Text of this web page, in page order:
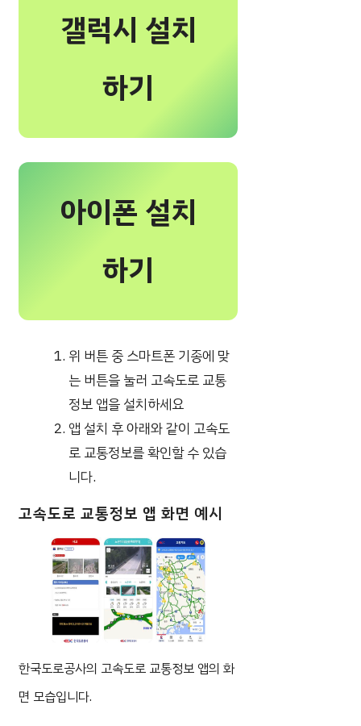
갤럭시 설치
하기
아이폰 설치
하기
위 버튼 중 스마트폰 기종에 맞
는 버튼을 눌러 고속도로 교통
정보 앱을 설치하세요
앱 설치 후 아래와 같이 고속도
로 교통정보를 확인할 수 있습
니다.
고속도로 교통정보 앱 화면 예시
한국도로공사의 고속도로 교통정보 앱의 화
면 모습입니다.